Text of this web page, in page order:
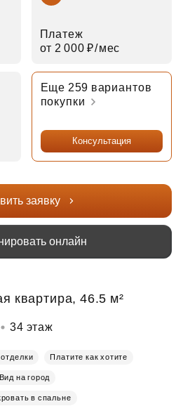
Платеж
от 2 000 ₽⁠/⁠мес
Еще 259 вариантов
покупки
Консультация
заявку
онлайн
квартира, 46.5 м²
34 этаж
Платите как хотите
Вид на город
в спальне